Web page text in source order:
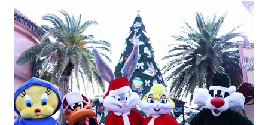
también lo serán. Los más pequeños son especialmente
queridos en BIOPARC y cada Navidad es ya clásico que el
parque valenciano les obsequie con un pase anual infantil.
En años pasados el regalo se hacía cuando los niños
entregaban sus cartas a los emisarios de los Reyes Magos
en el Poblado de las Jaimas de BIOPARC Valencia. Este año
no se podrá celebrar de esta manera porque la máxima